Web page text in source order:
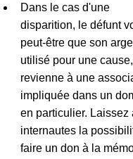
Dans le cas d'une
disparition, le défunt
peut-être que son
utilisé pour une
revienne à une
impliquée dans un
en particulier. Laissez
internautes la
faire un don à la